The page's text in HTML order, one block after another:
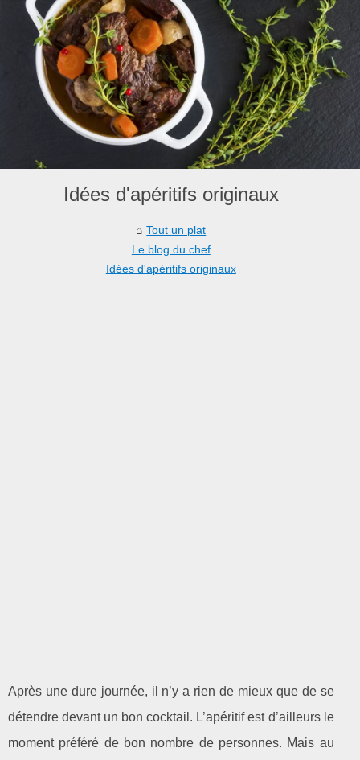
Idées d'apéritifs originaux
Tout un plat
Le blog du chef
Idées d'apéritifs originaux
Après une dure journée, il n’y a rien de mieux que de se
détendre devant un bon cocktail. L’apéritif est d’ailleurs le
moment préféré de bon nombre de personnes. Mais au